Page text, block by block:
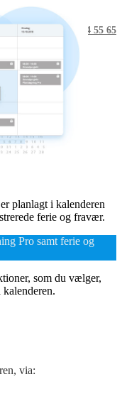
+45 53 54 55 65
planlagt i kalenderen
ferie og fravær.
Pro samt ferie og
som du vælger,
via: